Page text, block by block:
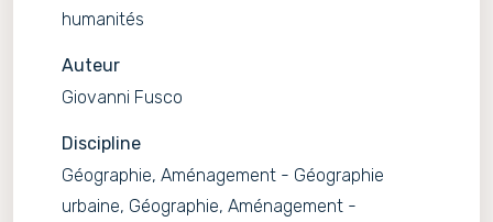
humanités
Auteur
Giovanni Fusco
Discipline
Géographie, Aménagement - Géographie
urbaine, Géographie, Aménagement -